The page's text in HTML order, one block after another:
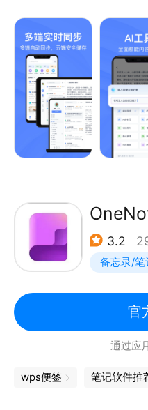
【分享协作】
- 通过社交媒体与好友分
- 与团队共享笔记和笔
- 工作群聊帮助
等一键搞定，让工作学习
桌面端All-in-One编辑
图、流程图和白板，化
免费3G存储空间，多端
序和电脑端查看、编辑
下载有道云笔记，等于
本、笔记本、网盘、扫描
助力高效工作和学习：
Markdown、扫描、语音
同场景的记录需求；
AI工具快速生成所需内容
享；
微信、微博、知乎等优
多级目录管理文档，多端
3.2
备忘录/笔
官
通过应
wps便签 笔记软件推